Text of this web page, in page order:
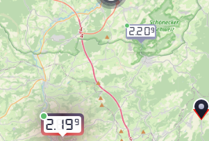
2.199
2.209